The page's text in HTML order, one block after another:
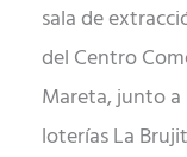
sala de
del Centro
Mareta, junto
loterías La